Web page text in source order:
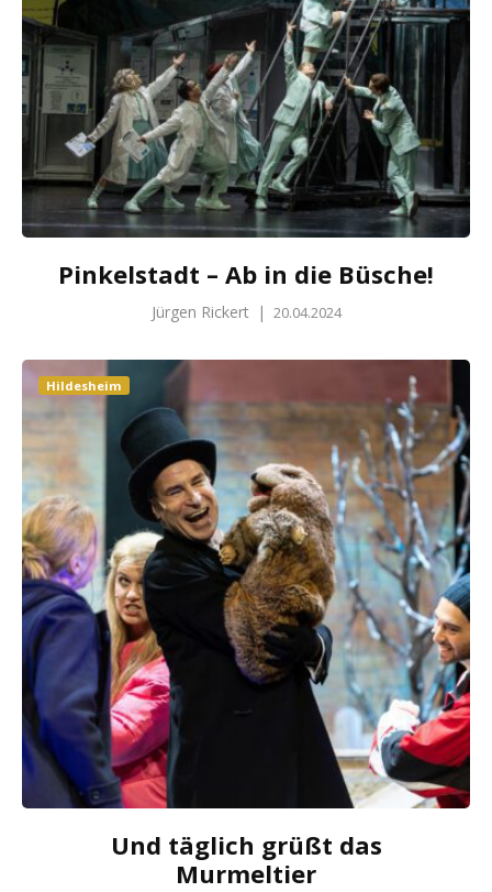
Pinkelstadt – Ab in die Büsche!
Jürgen Rickert | 20.04.2024
Hildesheim
Und täglich grüßt das
Murmeltier